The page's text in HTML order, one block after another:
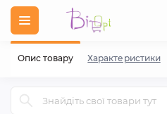
Опис товару Характеристики